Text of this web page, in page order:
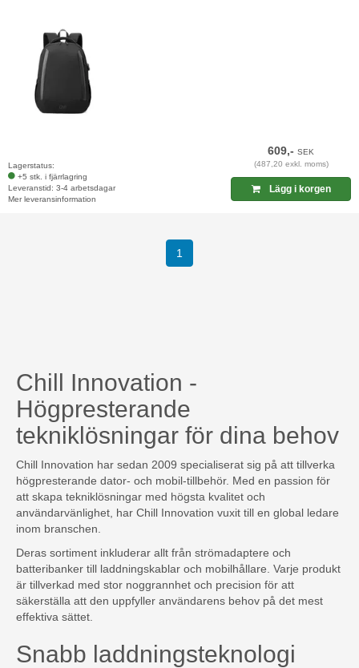
Lagerstatus:
+5 stk. i fjärrlagring
Leveranstid: 3-4 arbetsdagar
Mer leveransinformation
609,-SEK
(487,20 exkl. moms)
Lägg i korgen
1
Chill Innovation -
Högpresterande
tekniklösningar för dina behov
Chill Innovation har sedan 2009 specialiserat sig på att tillverka
högpresterande dator- och mobil-tillbehör. Med en passion för
att skapa tekniklösningar med högsta kvalitet och
användarvänlighet, har Chill Innovation vuxit till en global ledare
inom branschen.
Deras sortiment inkluderar allt från strömadaptere och
batteribanker till laddningskablar och mobilhållare. Varje produkt
är tillverkad med stor noggrannhet och precision för att
säkerställa att den uppfyller användarens behov på det mest
effektiva sättet.
Snabb laddningsteknologi